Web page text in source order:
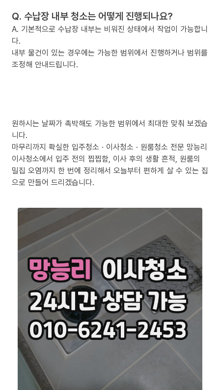
Q. 수납장 내부 청소는 어떻게 진행되나요?
A. 기본적으로 수납장 내부는 비워진 상태에서 작업이 가능합니
다.
내부 물건이 있는 경우에는 가능한 범위에서 진행하거나 범위를
조정해 안내드립니다.
원하시는 날짜가 촉박해도 가능한 범위에서 최대한 맞춰 보겠습
니다.
마무리까지 확실한 입주청소 · 이사청소 · 원룸청소 전문 망능리
이사청소에서 입주 전의 찝찝함, 이사 후의 생활 흔적, 원룸의
밀집 오염까지 한 번에 정리해서 오늘부터 편하게 살 수 있는 집
으로 만들어 드리겠습니다.